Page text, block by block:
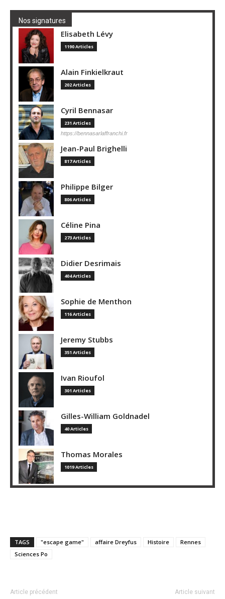
Nos signatures
Elisabeth Lévy
1190 Articles
Alain Finkielkraut
202 Articles
Cyril Bennasar
231 Articles
https://bennasarlaffranchi.fr
Jean-Paul Brighelli
817 Articles
Philippe Bilger
806 Articles
Céline Pina
273 Articles
Didier Desrimais
404 Articles
Sophie de Menthon
116 Articles
Jeremy Stubbs
351 Articles
Ivan Rioufol
301 Articles
Gilles-William Goldnadel
40 Articles
Thomas Morales
1019 Articles
TAGS "escape game" affaire Dreyfus Histoire
Rennes
Sciences Po
Article précédent Article suivant